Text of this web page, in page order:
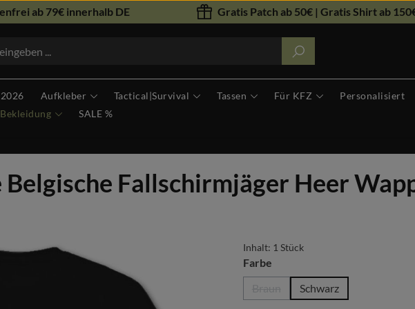
ab 79€ innerhalb DE Gratis Patch ab 50€ | Gratis Shirt ab
Aufkleber Tactical|Survival Tassen Für KFZ Personalisiert
Bekleidung SALE %
Fallschirmjäger Heer
Inhalt: 1 Stück
Farbeauswählen
(Diese Option ist zurzeit nicht
Schwarz